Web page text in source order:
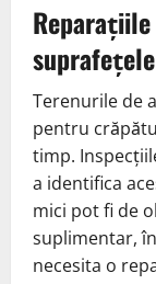
Terenurile de
pentru
timp.
a identifica
mici pot fi de
suplimentar,
necesita o